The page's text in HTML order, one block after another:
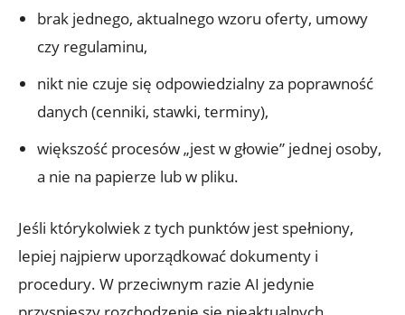
brak jednego, aktualnego wzoru oferty, umowy
czy regulaminu,
nikt nie czuje się odpowiedzialny za poprawność
danych (cenniki, stawki, terminy),
większość procesów „jest w głowie” jednej osoby,
a nie na papierze lub w pliku.
Jeśli którykolwiek z tych punktów jest spełniony,
lepiej najpierw uporządkować dokumenty i
procedury. W przeciwnym razie AI jedynie